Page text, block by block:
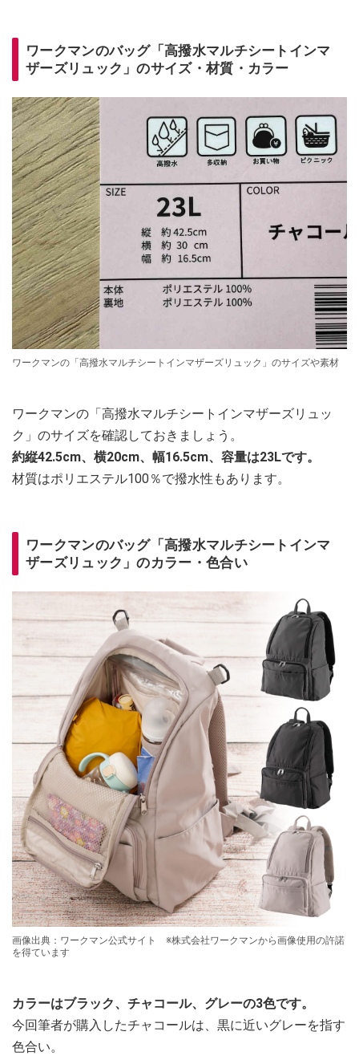
ワークマンのバッグ「高撥水マルチシートインマ
ザーズリュック」のサイズ・材質・カラー
ワークマンの「高撥水マルチシートインマザーズリュック」のサイズや素材
ワークマンの「高撥水マルチシートインマザーズリュッ
ク」のサイズを確認しておきましょう。
約縦42.5cm、横20cm、幅16.5cm、容量は23Lです。
材質はポリエステル100％で撥水性もあります。
ワークマンのバッグ「高撥水マルチシートインマ
ザーズリュック」のカラー・色合い
画像出典：ワークマン公式サイト ※株式会社ワークマンから画像使用の許諾
を得ています
カラーはブラック、チャコール、グレーの3色です。
今回筆者が購入したチャコールは、黒に近いグレーを指す
色合い。